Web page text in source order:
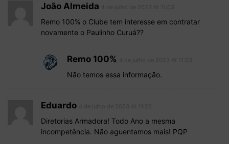
João Almeida
Remo 100% o Clube tem interesse em contratar
novamente o Paulinho Curuá??
Remo 100%
Não temos essa informação.
Eduardo
Diretorias Armadora! Todo Ano a mesma
incompetência. Não aguentamos mais! PQP